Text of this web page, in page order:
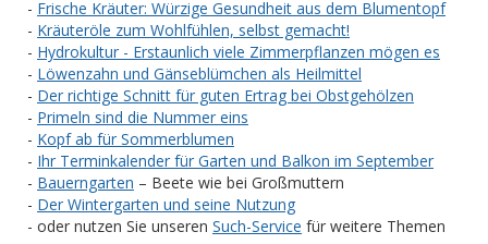
- Frische Kräuter: Würzige Gesundheit aus dem Blumentopf
- Kräuteröle zum Wohlfühlen, selbst gemacht!
- Hydrokultur - Erstaunlich viele Zimmerpflanzen mögen es
- Löwenzahn und Gänseblümchen als Heilmittel
- Der richtige Schnitt für guten Ertrag bei Obstgehölzen
- Primeln sind die Nummer eins
- Kopf ab für Sommerblumen
- Ihr Terminkalender für Garten und Balkon im September
- Bauerngarten – Beete wie bei Großmuttern
- Der Wintergarten und seine Nutzung
- oder nutzen Sie unseren Such-Service für weitere Themen